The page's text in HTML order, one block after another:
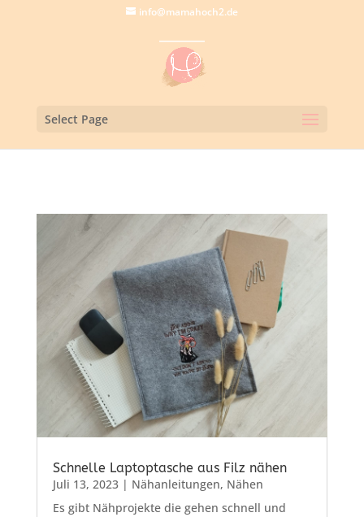
info@mamahoch2.de
Select Page
Schnelle Laptoptasche aus Filz nähen
Juli 13, 2023| Nähanleitungen, Nähen
Es gibt Nähprojekte die gehen schnell und